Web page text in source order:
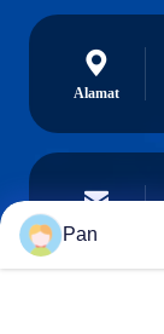
Alamat
Surel
Pan